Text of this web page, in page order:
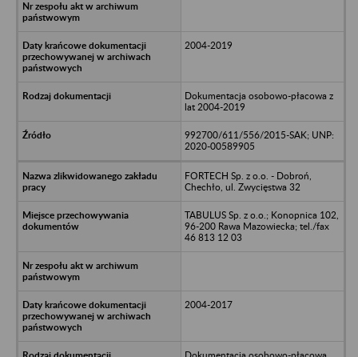
2004-2019
Dokumentacja osobowo-płacowa z
lat 2004-2019
992700/611/556/2015-SAK; UNP:
2020-00589905
FORTECH Sp. z o.o. - Dobroń,
Chechło, ul. Zwycięstwa 32
TABULUS Sp. z o.o.; Konopnica 102,
96-200 Rawa Mazowiecka; tel./fax
46 813 12 03
2004-2017